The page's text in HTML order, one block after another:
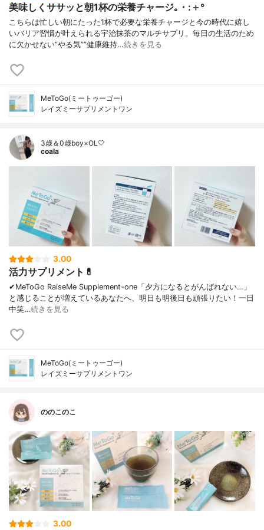
美味しくササッと朝1杯の栄養チャージ｡・:＋°
こちらは忙しい朝にたった1杯で必要な栄養チャージと今の時代に嬉し
いバリア習慣が叶えられる宇治抹茶のマルチサプリ。毎日の生活のため
に欠かせない”やる気””健康維持…続きを見る
MeToGo(ミートゥーゴー)
レイズミーサプリメントワン
3歳＆0歳boy×OL🤍
coala
3.00
活力サプリメント💊
✔︎MeToGo RaiseMe Supplement-one「夕方になるとがんばれない…」
と感じることが増えているあなたへ、明日も明後日も頑張りたい！一日
中笑…続きを見る
MeToGo(ミートゥーゴー)
レイズミーサプリメントワン
ののこのこ
3.00